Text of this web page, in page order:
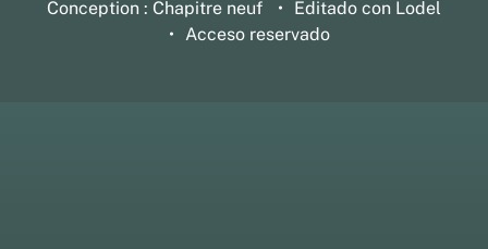
Conception : Chapitre neuf
Editado con Lodel
Acceso reservado